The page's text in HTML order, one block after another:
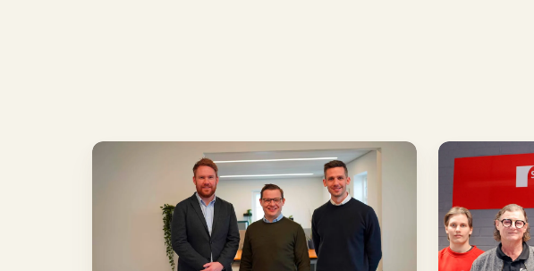
Presto
Presto
on
ostanut
Kouvolasta
Sammutinhuolto
Santtu